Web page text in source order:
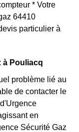
* Votre
64410
particulier à
à Pouliacq
problème lié au
de contacter le
en
Sécurité Gaz